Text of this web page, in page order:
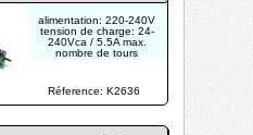
Réference: K2636
alimentation: 220-240V
tension de charge: 24-
240Vca / 5.5A max.
nombre de tours
d'interférence
plage de réglage: 5-
95%